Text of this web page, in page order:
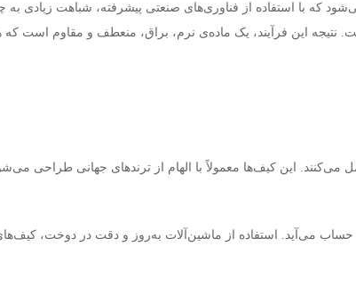
با استفاده از فناوری‌های صنعتی پیشرفته، شباهت زیادی به
این فرآیند، یک ماده‌ی نرم، براق، منعطف و مقاوم است که
می‌کنند. این کیف‌ها معمولاً با الهام از ترندهای جهانی طراحی
می‌آید. استفاده از ماشین‌آلات به‌روز و دقت در دوخت،